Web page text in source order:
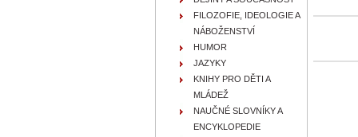
FILOZOFIE, IDEOLOGIE A
NÁBOŽENSTVÍ
HUMOR
JAZYKY
KNIHY PRO DĚTI A
MLÁDEŽ
NAUČNÉ SLOVNÍKY A
ENCYKLOPEDIE